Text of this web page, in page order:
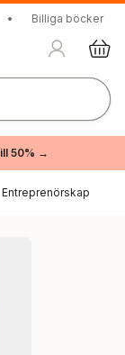
• Billiga böcker
50% →
Entreprenörskap